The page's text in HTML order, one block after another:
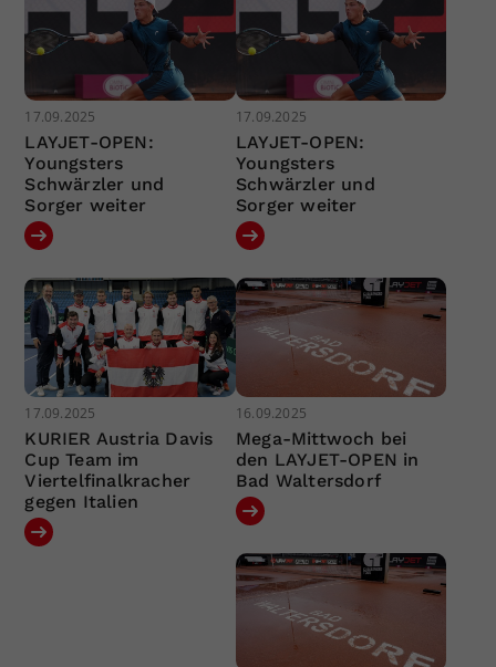
17.09.2025
LAYJET-OPEN:
Youngsters
Schwärzler und
Sorger weiter
17.09.2025
LAYJET-OPEN:
Youngsters
Schwärzler und
Sorger weiter
17.09.2025
KURIER Austria Davis
Cup Team im
Viertelfinalkracher
gegen Italien
16.09.2025
Mega-Mittwoch bei
den LAYJET-OPEN in
Bad Waltersdorf